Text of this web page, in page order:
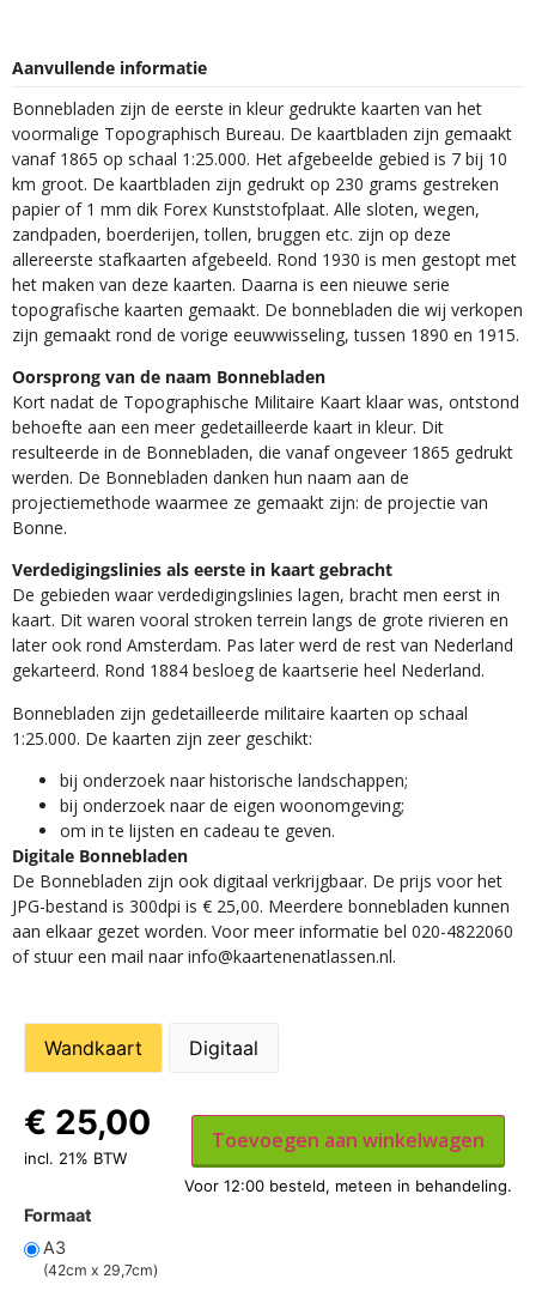
Aanvullende informatie
Bonnebladen zijn de eerste in kleur gedrukte kaarten van het
voormalige Topographisch Bureau. De kaartbladen zijn gemaakt
vanaf 1865 op schaal 1:25.000. Het afgebeelde gebied is 7 bij 10
km groot. De kaartbladen zijn gedrukt op 230 grams gestreken
papier of 1 mm dik Forex Kunststofplaat. Alle sloten, wegen,
zandpaden, boerderijen, tollen, bruggen etc. zijn op deze
allereerste stafkaarten afgebeeld. Rond 1930 is men gestopt met
het maken van deze kaarten. Daarna is een nieuwe serie
topografische kaarten gemaakt. De bonnebladen die wij verkopen
zijn gemaakt rond de vorige eeuwwisseling, tussen 1890 en 1915.
Oorsprong van de naam Bonnebladen
Kort nadat de Topographische Militaire Kaart klaar was, ontstond
behoefte aan een meer gedetailleerde kaart in kleur. Dit
resulteerde in de Bonnebladen, die vanaf ongeveer 1865 gedrukt
werden. De Bonnebladen danken hun naam aan de
projectiemethode waarmee ze gemaakt zijn: de projectie van
Bonne.
Verdedigingslinies als eerste in kaart gebracht
De gebieden waar verdedigingslinies lagen, bracht men eerst in
kaart. Dit waren vooral stroken terrein langs de grote rivieren en
later ook rond Amsterdam. Pas later werd de rest van Nederland
gekarteerd. Rond 1884 besloeg de kaartserie heel Nederland.
Bonnebladen zijn gedetailleerde militaire kaarten op schaal
1:25.000. De kaarten zijn zeer geschikt:​
​bij onderzoek naar historische landschappen;
bij onderzoek naar de eigen woonomgeving;
om in te lijsten en cadeau te geven.
Digitale Bonnebladen
De Bonnebladen zijn ook digitaal verkrijgbaar. De prijs voor het
JPG-bestand is 300dpi is € 25,00. Meerdere bonnebladen kunnen
aan elkaar gezet worden. Voor meer informatie bel 020-4822060
of stuur een mail naar info@kaartenenatlassen.nl.
Wandkaart Digitaal
Formaat
A3
(42cm x 29,7cm)
€ 25,00
incl. 21% BTW
Toevoegen aan winkelwagen